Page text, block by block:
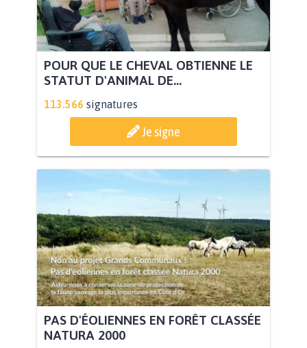
POUR QUE LE CHEVAL OBTIENNE LE
STATUT D'ANIMAL DE...
113.566 signatures
Je signe
PAS D'ÉOLIENNES EN FORÊT CLASSÉE
NATURA 2000